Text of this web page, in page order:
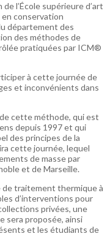
l’École supérieure d’art
en conservation
département des
des méthodes de
pratiquées par ICM®
à cette journée de
et inconvénients dans
cette méthode, qui est
depuis 1997 et qui
des principes de la
cette journée, lequel
de masse par
et de Marseille.
de traitement thermique à
d’interventions pour
privées, une
sera proposée, ainsi
et les étudiants de